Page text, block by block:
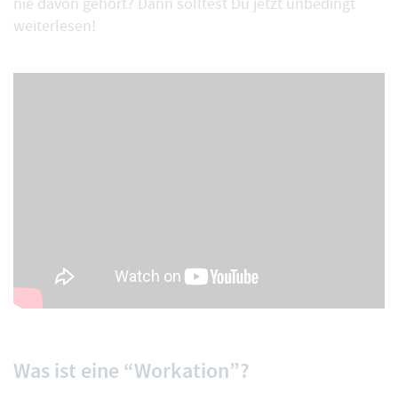
weiterlesen!
Was ist eine “Workation”?